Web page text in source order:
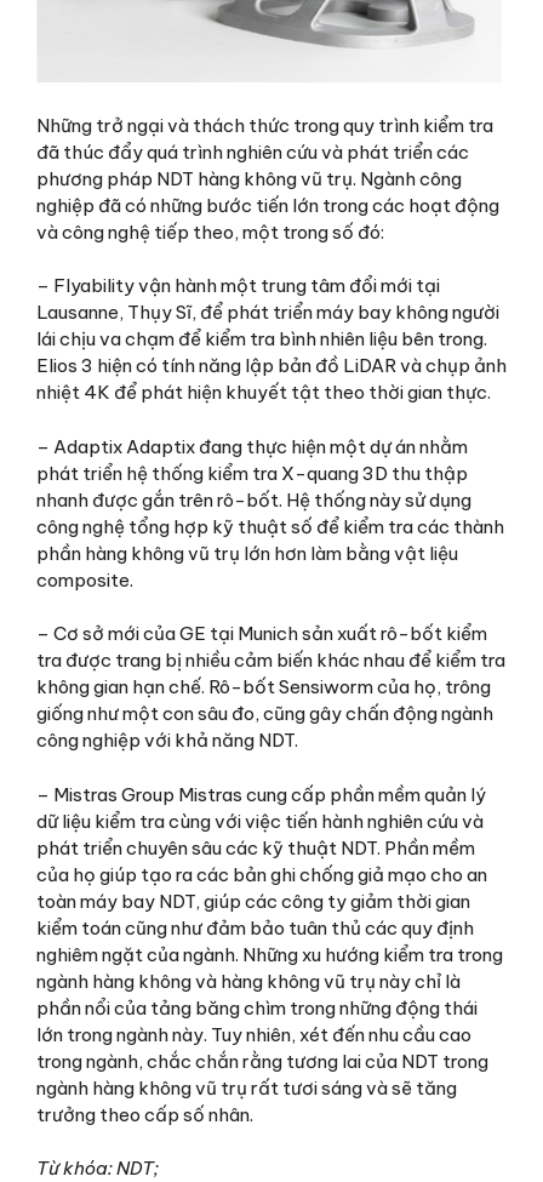
Những trở ngại và thách thức trong quy trình kiểm tra
đã thúc đẩy quá trình nghiên cứu và phát triển các
phương pháp NDT hàng không vũ trụ. Ngành công
nghiệp đã có những bước tiến lớn trong các hoạt động
và công nghệ tiếp theo, một trong số đó:
– Flyability vận hành một trung tâm đổi mới tại
Lausanne, Thụy Sĩ, để phát triển máy bay không người
lái chịu va chạm để kiểm tra bình nhiên liệu bên trong.
Elios 3 hiện có tính năng lập bản đồ LiDAR và chụp ảnh
nhiệt 4K để phát hiện khuyết tật theo thời gian thực.
– Adaptix Adaptix đang thực hiện một dự án nhằm
phát triển hệ thống kiểm tra X-quang 3D thu thập
nhanh được gắn trên rô-bốt. Hệ thống này sử dụng
công nghệ tổng hợp kỹ thuật số để kiểm tra các thành
phần hàng không vũ trụ lớn hơn làm bằng vật liệu
composite.
– Cơ sở mới của GE tại Munich sản xuất rô-bốt kiểm
tra được trang bị nhiều cảm biến khác nhau để kiểm tra
không gian hạn chế. Rô-bốt Sensiworm của họ, trông
giống như một con sâu đo, cũng gây chấn động ngành
công nghiệp với khả năng NDT.
– Mistras Group Mistras cung cấp phần mềm quản lý
dữ liệu kiểm tra cùng với việc tiến hành nghiên cứu và
phát triển chuyên sâu các kỹ thuật NDT. Phần mềm
của họ giúp tạo ra các bản ghi chống giả mạo cho an
toàn máy bay NDT, giúp các công ty giảm thời gian
kiểm toán cũng như đảm bảo tuân thủ các quy định
nghiêm ngặt của ngành. Những xu hướng kiểm tra trong
ngành hàng không và hàng không vũ trụ này chỉ là
phần nổi của tảng băng chìm trong những động thái
lớn trong ngành này. Tuy nhiên, xét đến nhu cầu cao
trong ngành, chắc chắn rằng tương lai của NDT trong
ngành hàng không vũ trụ rất tươi sáng và sẽ tăng
trưởng theo cấp số nhân.
Từ khóa: NDT;